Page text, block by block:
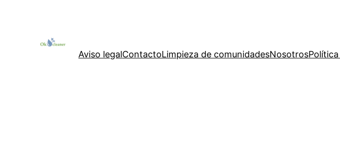
Aviso legalContactoLimpieza de comunidadesNosotros